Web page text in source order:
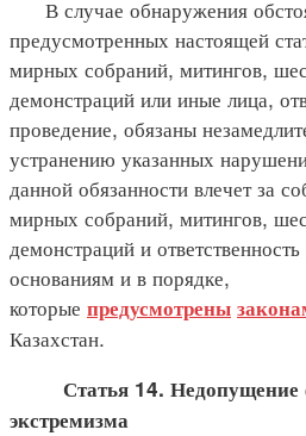
В случае обнаружения
предусмотренных настоящей
мирных собраний, митингов,
демонстраций или иные лица,
проведение, обязаны
устранению указанных
данной обязанности влечет за
мирных собраний, митингов,
демонстраций и
основаниям и в порядке,
которые предусмотрены
Казахстан.
Статья 14. Недопущение
экстремизма